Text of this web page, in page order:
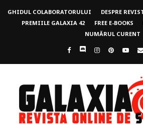
GHIDUL COLABORATORULUI DESPRE
PREMIILE GALAXIA 42
FREE E-BOOKS
NUMĂRUL CURENT